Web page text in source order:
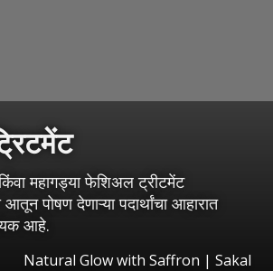
महागड्या फेशिअल ट्रीटमेंट
पोषण देणाऱ्या पदार्थांचा आहारात
आहे.
Natural Glow with Saffron | Sakal